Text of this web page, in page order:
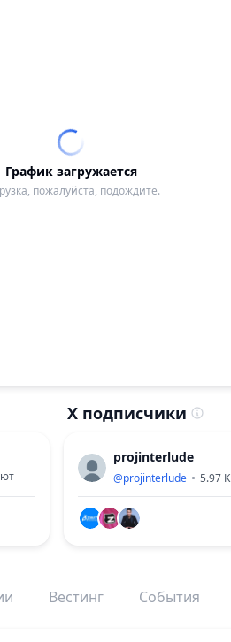
График загружается
пожалуйста, подождите.
X подписчики
projinterlude
@projinterlude 5.97 K
Вестинг События